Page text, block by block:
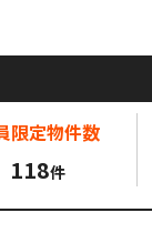
限定物件数
118件